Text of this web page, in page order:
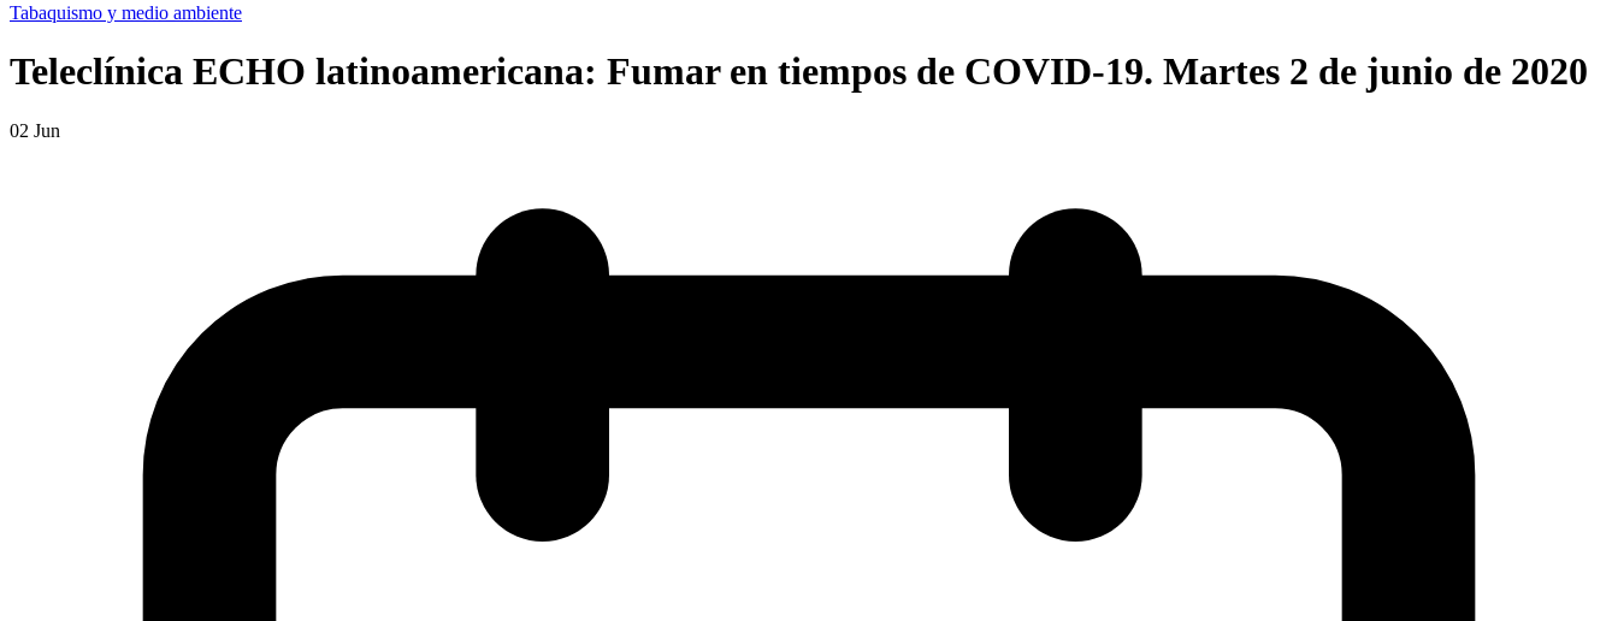
Tabaquismo y medio ambiente
Teleclínica ECHO latinoamericana: Fumar en tiempos de COVID-19. Martes 2 de junio de 2020
02 Jun